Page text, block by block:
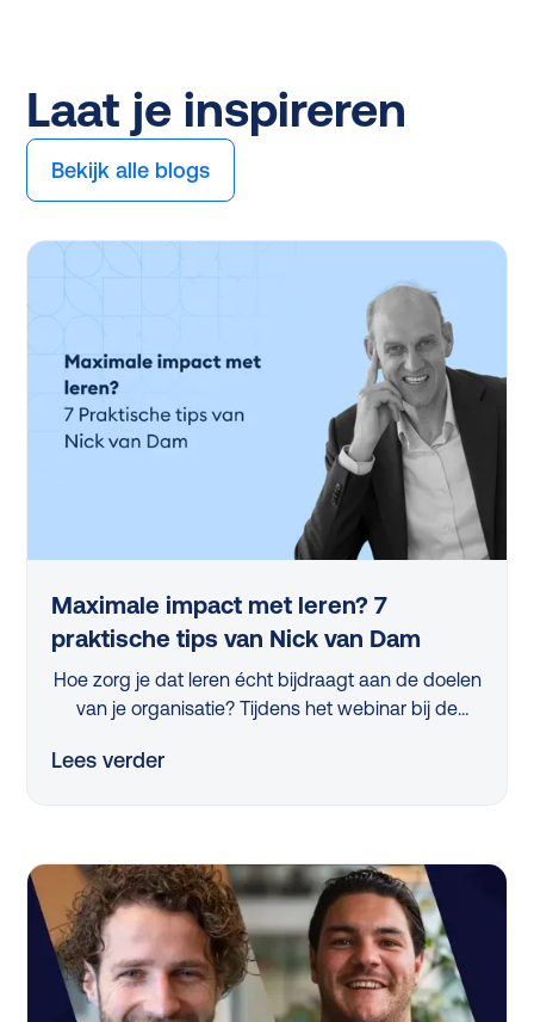
Laat je inspireren
Bekijk alle blogs
Maximale impact met leren? 7
praktische tips van Nick van Dam
Hoe zorg je dat leren écht bijdraagt aan de doelen
van je organisatie? Tijdens het webinar bij de
professor Nick van Dam 7 concrete tips die iedere
artikel vind je de belangrijkste inzichten op een rij.
Lees verder